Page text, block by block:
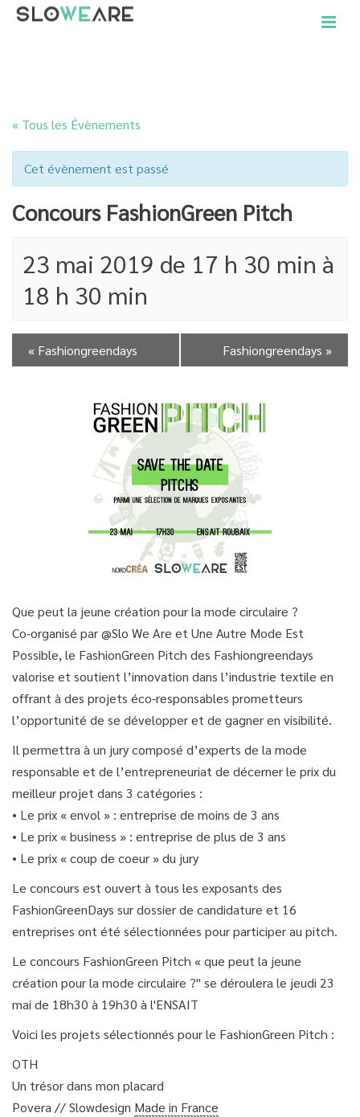
« Tous les Évènements
Cet évènement est passé
Concours FashionGreen Pitch
23 mai 2019 de 17 h 30 min à
18 h 30 min
« Fashiongreendays Fashiongreendays »
Que peut la jeune création pour la mode circulaire ?
Co-organisé par @Slo We Are et Une Autre Mode Est
Possible, le FashionGreen Pitch des Fashiongreendays
valorise et soutient l’innovation dans l’industrie textile en
offrant à des projets éco-responsables prometteurs
l’opportunité de se développer et de gagner en visibilité.
Il permettra à un jury composé d’experts de la mode
responsable et de l’entrepreneuriat de décerner le prix du
meilleur projet dans 3 catégories :
• Le prix « envol » : entreprise de moins de 3 ans
• Le prix « business » : entreprise de plus de 3 ans
• Le prix « coup de coeur » du jury
Le concours est ouvert à tous les exposants des
FashionGreenDays sur dossier de candidature et 16
entreprises ont été sélectionnées pour participer au pitch.
Le concours FashionGreen Pitch « que peut la jeune
création pour la mode circulaire ?" se déroulera le jeudi 23
mai de 18h30 à 19h30 à l'ENSAIT
Voici les projets sélectionnés pour le FashionGreen Pitch :
OTH
Un trésor dans mon placard
Povera // Slowdesign Made in France